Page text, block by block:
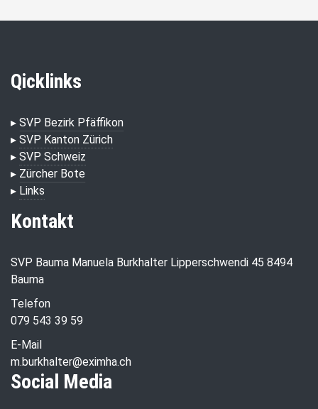
Qicklinks
▸ SVP Bezirk Pfäffikon
▸ SVP Kanton Zürich
▸ SVP Schweiz
▸ Zürcher Bote
▸ Links
Kontakt
SVP Bauma Manuela Burkhalter Lipperschwendi 45 8494
Bauma
Telefon
079 543 39 59
E-Mail
m.burkhalter@eximha.ch
Social Media